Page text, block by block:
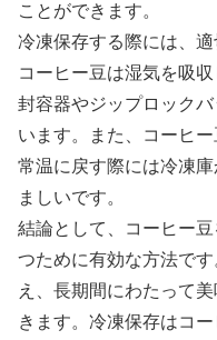
ことができます。
冷凍保存する際には、
コーヒー豆は湿気を吸
封容器やジップロック
います。また、コーヒ
常温に戻す際には冷凍
ましいです。
結論として、コーヒー
つために有効な方法で
え、長期間にわたって
きます。冷凍保存はコ